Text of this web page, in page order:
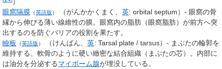
眼窩隔膜 （英語版 ） （がんかかくまく 英: orbital septum） - 眼窩の骨
縁から伸びる薄い線維性の膜。眼窩内の脂肪（眼窩脂肪）が前方へ突
出するのを防ぐバリアの役割を果たす。
瞼板
（英語版 ） （けんばん 英: Tarsal plate / tarsus） - まぶたの輪郭を
維持する、軟骨のように硬い緻密な結合組織（まぶたの芯）。内部に
は油分を分泌するマイボーム腺が埋没している。